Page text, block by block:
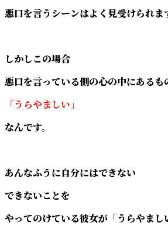
悪口を言うシーンはよく見受けられま
しかしこの場合
悪口を言っている側の心の中にあるも
「うらやましい」
なんです。
あんなふうに自分にはできない
できないことを
やってのけている彼女が「うらやまし